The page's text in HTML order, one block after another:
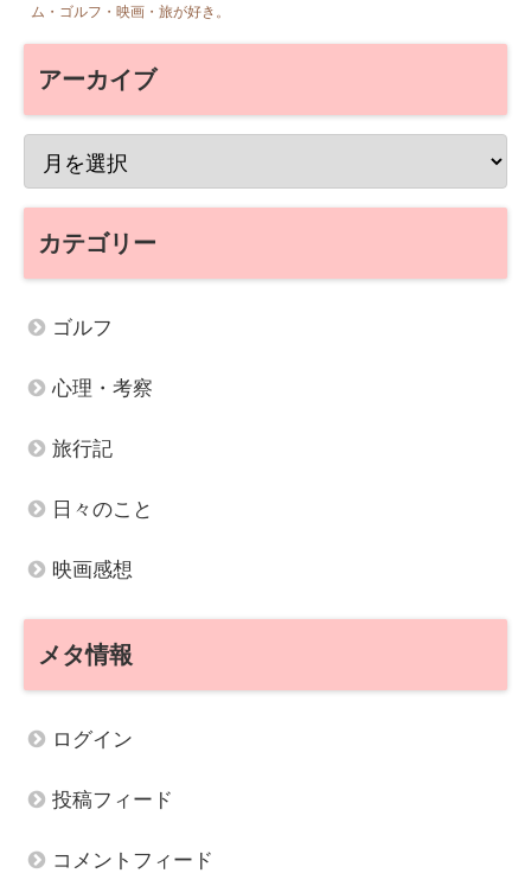
ム・ゴルフ・映画・旅が好き。
アーカイブ
カテゴリー
ゴルフ
心理・考察
旅行記
日々のこと
映画感想
メタ情報
ログイン
投稿フィード
コメントフィード